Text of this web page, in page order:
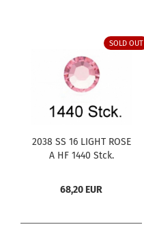
SOLD OUT
2038 SS 16 LIGHT ROSE
A HF 1440 Stck.
68,20 EUR